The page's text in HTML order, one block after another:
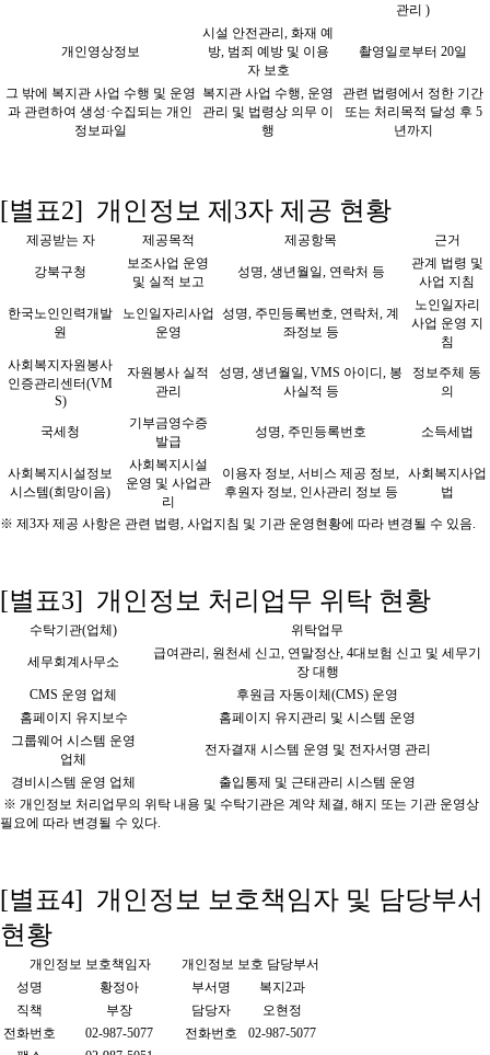
관리 )
개인영상정보
시설 안전관리, 화재 예
방, 범죄 예방 및 이용
자 보호
촬영일로부터 20일
그 밖에 복지관 사업 수행 및 운영
과 관련하여 생성·수집되는 개인
정보파일
복지관 사업 수행, 운영
관리 및 법령상 의무 이
행
관련 법령에서 정한 기간
또는 처리목적 달성 후 5
년까지
[별표2] 개인정보 제3자 제공 현황
제공받는 자 제공목적 제공항목 근거
강북구청
보조사업 운영
및 실적 보고
성명, 생년월일, 연락처 등
관계 법령 및
사업 지침
한국노인인력개발
원
노인일자리사업
운영
성명, 주민등록번호, 연락처, 계
좌정보 등
노인일자리
사업 운영 지
침
사회복지자원봉사
인증관리센터(VM
S)
자원봉사 실적
관리
성명, 생년월일, VMS 아이디, 봉
사실적 등
정보주체 동
의
국세청
기부금영수증
발급
성명, 주민등록번호 소득세법
사회복지시설정보
시스템(희망이음)
사회복지시설
운영 및 사업관
리
이용자 정보, 서비스 제공 정보,
후원자 정보, 인사관리 정보 등
사회복지사업
법
※ 제3자 제공 사항은 관련 법령, 사업지침 및 기관 운영현황에 따라 변경될 수 있음.
[별표3] 개인정보 처리업무 위탁 현황
수탁기관(업체) 위탁업무
세무회계사무소
급여관리, 원천세 신고, 연말정산, 4대보험 신고 및 세무기
장 대행
CMS 운영 업체
후원금 자동이체(CMS) 운영
홈페이지 유지보수
홈페이지 유지관리 및 시스템 운영
그룹웨어 시스템 운영
업체
전자결재 시스템 운영 및 전자서명 관리
경비시스템 운영 업체
출입통제 및 근태관리 시스템 운영
※ 개인정보 처리업무의 위탁 내용 및 수탁기관은 계약 체결, 해지 또는 기관 운영상
필요에 따라 변경될 수 있다.
[별표4] 개인정보 보호책임자 및 담당부서
현황
개인정보 보호책임자
개인정보 보호 담당부서
성명
황정아 부서명
복지2과
직책
부장 담당자
오현정
전화번호
02-987-5077 전화번호
02-987-5077